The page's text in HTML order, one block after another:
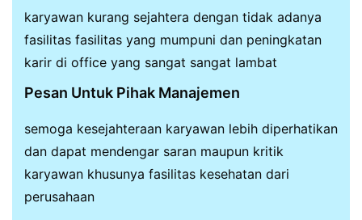
karyawan kurang sejahtera dengan tidak adanya
fasilitas fasilitas yang mumpuni dan peningkatan
karir di office yang sangat sangat lambat
Pesan Untuk Pihak Manajemen
semoga kesejahteraan karyawan lebih diperhatikan
dan dapat mendengar saran maupun kritik
karyawan khusunya fasilitas kesehatan dari
perusahaan